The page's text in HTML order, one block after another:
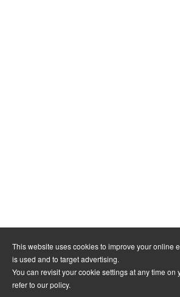
This website uses cookies to improve your online
is used and to target advertising.
You can revisit your cookie settings at any time
refer to our policy.